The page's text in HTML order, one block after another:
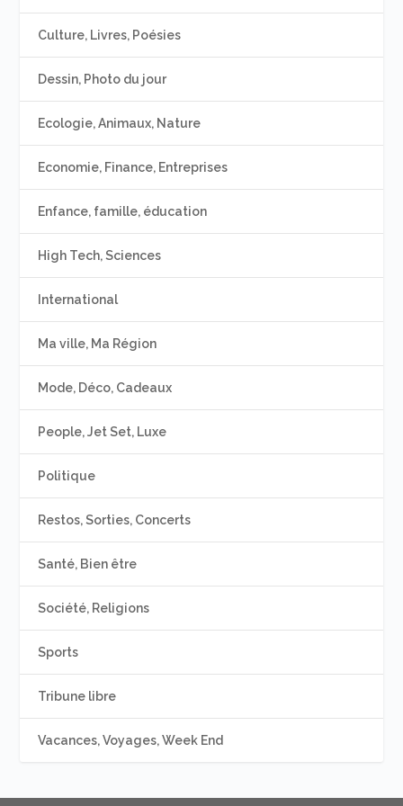
Culture, Livres, Poésies
Dessin, Photo du jour
Ecologie, Animaux, Nature
Economie, Finance, Entreprises
Enfance, famille, éducation
High Tech, Sciences
International
Ma ville, Ma Région
Mode, Déco, Cadeaux
People, Jet Set, Luxe
Politique
Restos, Sorties, Concerts
Santé, Bien être
Société, Religions
Sports
Tribune libre
Vacances, Voyages, Week End